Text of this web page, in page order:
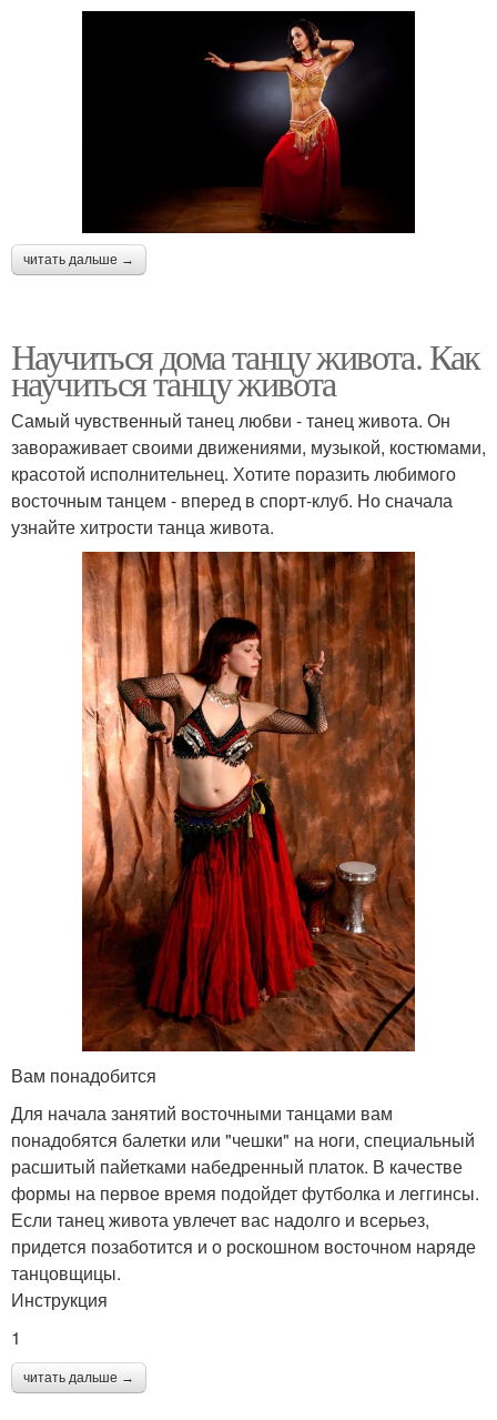
читать дальше →
Научиться дома танцу живота. Как
научиться танцу живота
Самый чувственный танец любви - танец живота. Он
завораживает своими движениями, музыкой, костюмами,
красотой исполнительнец. Хотите поразить любимого
восточным танцем - вперед в спорт-клуб. Но сначала
узнайте хитрости танца живота.
Вам понадобится
Для начала занятий восточными танцами вам
понадобятся балетки или "чешки" на ноги, специальный
расшитый пайетками набедренный платок. В качестве
формы на первое время подойдет футболка и леггинсы.
Если танец живота увлечет вас надолго и всерьез,
придется позаботится и о роскошном восточном наряде
танцовщицы.
Инструкция
1
читать дальше →